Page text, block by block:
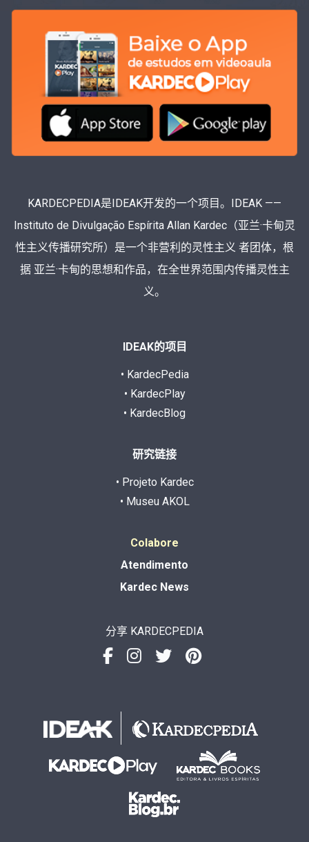
KARDECPEDIA是IDEAK开发的一个项目。IDEAK ——
Instituto de Divulgação Espírita Allan Kardec（亚兰·卡甸灵
性主义传播研究所）是一个非营利的灵性主义 者团体，根
据 亚兰·卡甸的思想和作品，在全世界范围内传播灵性主
义。
IDEAK的项目
• KardecPedia
• KardecPlay
• KardecBlog
研究链接
• Projeto Kardec
• Museu AKOL
Colabore
Atendimento
Kardec News
分享 KARDECPEDIA